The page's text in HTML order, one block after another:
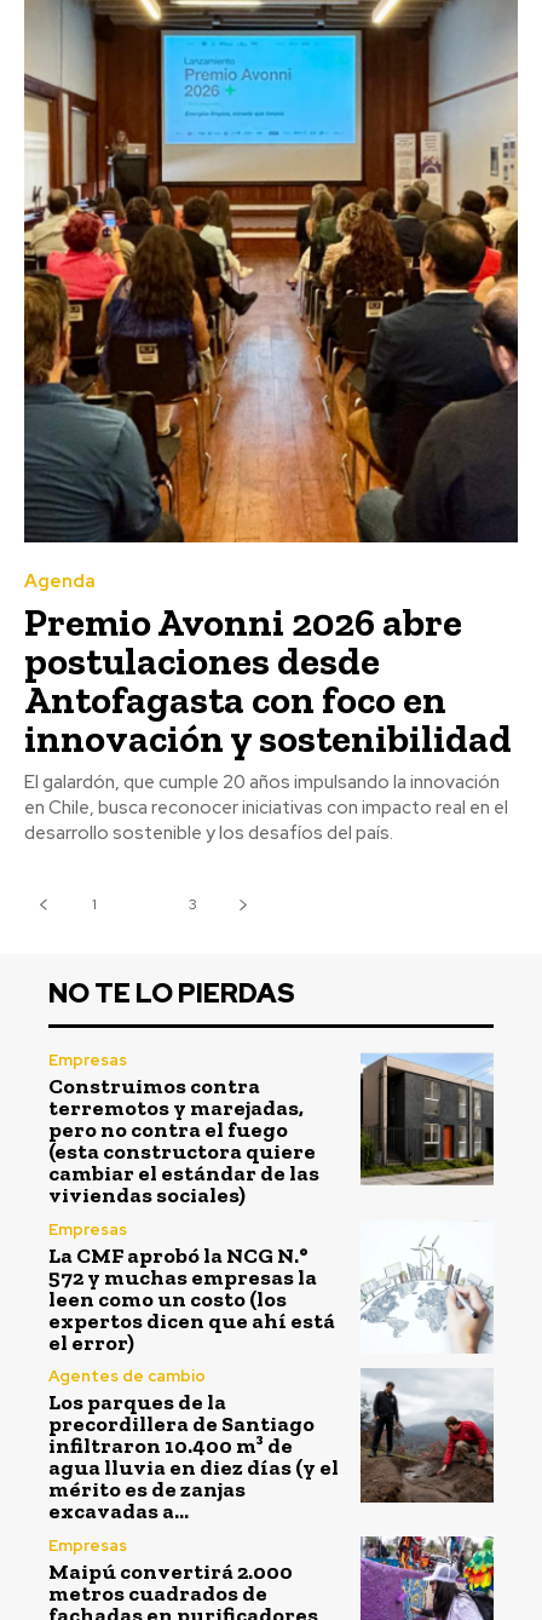
Agenda
Premio Avonni 2026 abre
postulaciones desde
Antofagasta con foco en
innovación y sostenibilidad
El galardón, que cumple 20 años impulsando la innovación
en Chile, busca reconocer iniciativas con impacto real en el
desarrollo sostenible y los desafíos del país.
1 3
NO TE LO PIERDAS
Empresas
Construimos contra
terremotos y marejadas,
pero no contra el fuego
(esta constructora quiere
cambiar el estándar de las
viviendas sociales)
Empresas
La CMF aprobó la NCG N.°
572 y muchas empresas la
leen como un costo (los
expertos dicen que ahí está
el error)
Agentes de cambio
Los parques de la
precordillera de Santiago
infiltraron 10.400 m³ de
agua lluvia en diez días (y el
mérito es de zanjas
excavadas a...
Empresas
Maipú convertirá 2.000
metros cuadrados de